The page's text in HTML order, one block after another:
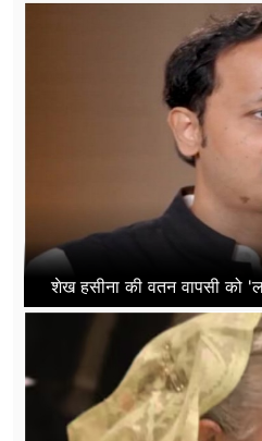
शेख हसीना की वतन वापसी को